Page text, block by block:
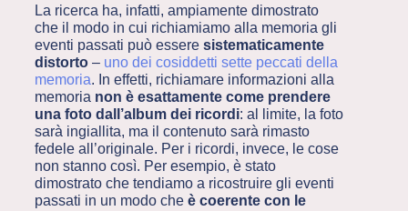
La ricerca ha, infatti, ampiamente dimostrato
che il modo in cui richiamiamo alla memoria gli
eventi passati può essere sistematicamente
distorto– uno dei cosiddetti sette peccati della
memoria. In effetti, richiamare informazioni alla
memoria non è esattamente come prendere
una foto dall’album dei ricordi: al limite, la foto
sarà ingiallita, ma il contenuto sarà rimasto
fedele all’originale. Per i ricordi, invece, le cose
non stanno così. Per esempio, è stato
dimostrato che tendiamo a ricostruire gli eventi
passati in un modo che è coerente con le